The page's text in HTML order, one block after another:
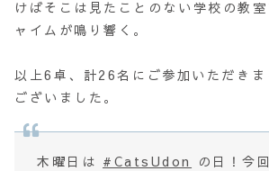
けばそこは見たことのない学校の教
ャイムが鳴り響く。
以上6卓、計26名にご参加いただきま
ございました。
木曜日は #CatsUdon
の日！今